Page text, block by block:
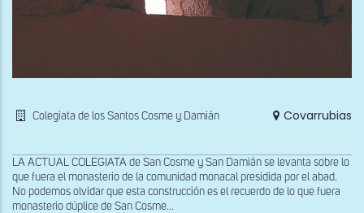
Colegiata de los Santos Cosme y Damián Covarrubias
LA ACTUAL COLEGIATA de San Cosme y San Damián se levanta sobre lo
que fuera el monasterio de la comunidad monacal presidida por el abad.
No podemos olvidar que esta construcción es el recuerdo de lo que fuera
monasterio dúplice de San Cosme...